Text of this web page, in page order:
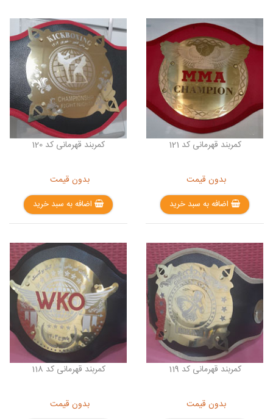
کمربند قهرمانی کد 121
بدون قیمت
اضافه به سبد خرید
کمربند قهرمانی کد 120
بدون قیمت
اضافه به سبد خرید
کمربند قهرمانی کد 119
بدون قیمت
کمربند قهرمانی کد 118
بدون قیمت